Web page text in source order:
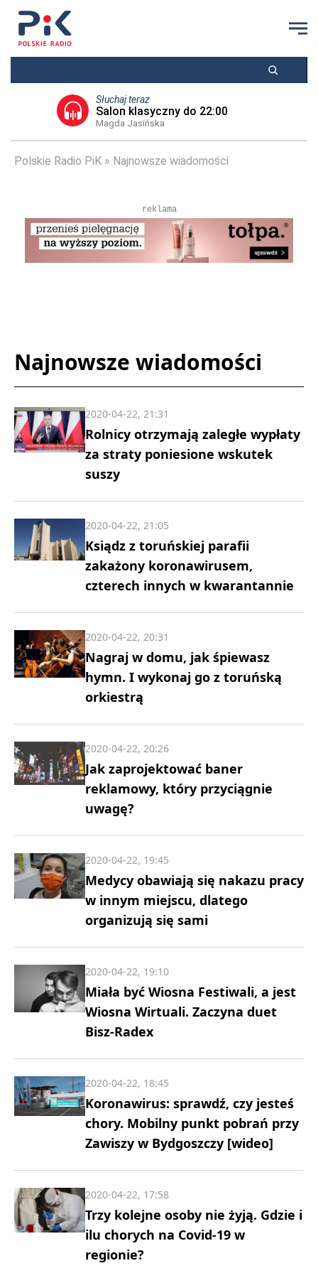
Słuchaj teraz
Salon klasyczny do 22:00
Magda Jasińska
Polskie Radio PiK Najnowsze wiadomości
reklama
Najnowsze wiadomości
Rolnicy otrzymają zaległe wypłaty
za straty poniesione wskutek
suszy
2020-04-22, 21:31
Ksiądz z toruńskiej parafii
zakażony koronawirusem,
czterech innych w kwarantannie
2020-04-22, 21:05
Nagraj w domu, jak śpiewasz
hymn. I wykonaj go z toruńską
orkiestrą
2020-04-22, 20:31
Jak zaprojektować baner
reklamowy, który przyciągnie
uwagę?
2020-04-22, 20:26
Medycy obawiają się nakazu pracy
w innym miejscu, dlatego
organizują się sami
2020-04-22, 19:45
Miała być Wiosna Festiwali, a jest
Wiosna Wirtuali. Zaczyna duet
Bisz-Radex
2020-04-22, 19:10
Koronawirus: sprawdź, czy jesteś
chory. Mobilny punkt pobrań przy
Zawiszy w Bydgoszczy [wideo]
2020-04-22, 18:45
Trzy kolejne osoby nie żyją. Gdzie i
ilu chorych na Covid-19 w
regionie?
2020-04-22, 17:58